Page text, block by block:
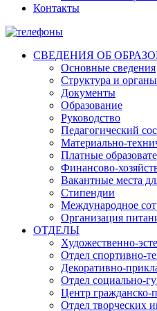
Контакты
СВЕДЕНИЯ ОБ
Основные сведения
Структура и
Документы
Образование
Руководство
Педагогический
Материально-
Платные
Финансово-
Вакантные места
Стипендии
Международное
Организация
ОТДЕЛЫ
Художественно-
Отдел спортивно-
Декоративно-
Отдел социально-
Центр гражданско-
Отдел творческих